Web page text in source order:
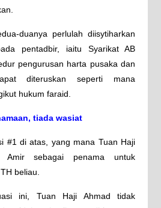
duanya perlulah diisytiharkan
pentadbir, iaitu Syarikat AB
pengurusan harta pusaka dan
diteruskan seperti mana
hukum faraid.
tiada wasiat
#1 di atas, yang mana Tuan Haji
Amir sebagai penama untuk
beliau.
ini, Tuan Haji Ahmad tidak